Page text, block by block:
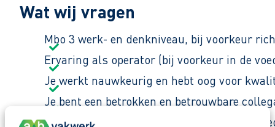
Wat wij vragen
Mbo 3 werk- en denkniveau, bij voorkeur
Ervaring als operator (bij voorkeur in de
Je werkt nauwkeurig en hebt oog voor
Je bent een betrokken en betrouwbare
Je bent bereid om in drukke periodes in